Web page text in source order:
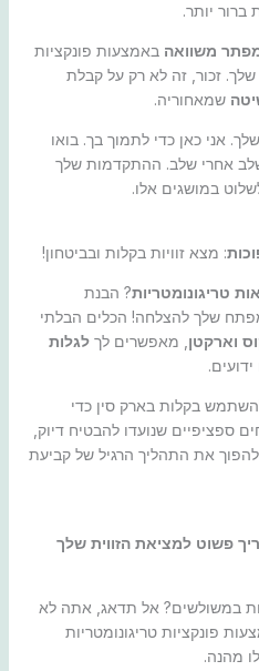
ברור יותר.
משוואה באמצעות פונקציות
זכור, זה לא רק על קבלת
שמאחוריה.
אני כאן כדי לתמוך בך. בואו
אחרי שלב. ההתקדמות שלך
במושגים אלו.
: מצא זוויות בקלות ובביטחון!
טריגונומטריות? הבנת
שלך להצלחה! הכלים הבלתי
וארקטן , מאפשרים לך לגלות
בקלות בארק סין כדי
ספציפיים שנועדו להבטיח דיוק,
להפוך את התהליך הרגיל של קביעת
פשוט למציאת הזווית שלך
במשולשים? אל תדאג, אתה לא
פונקציות טריגונומטריות
מהנה.